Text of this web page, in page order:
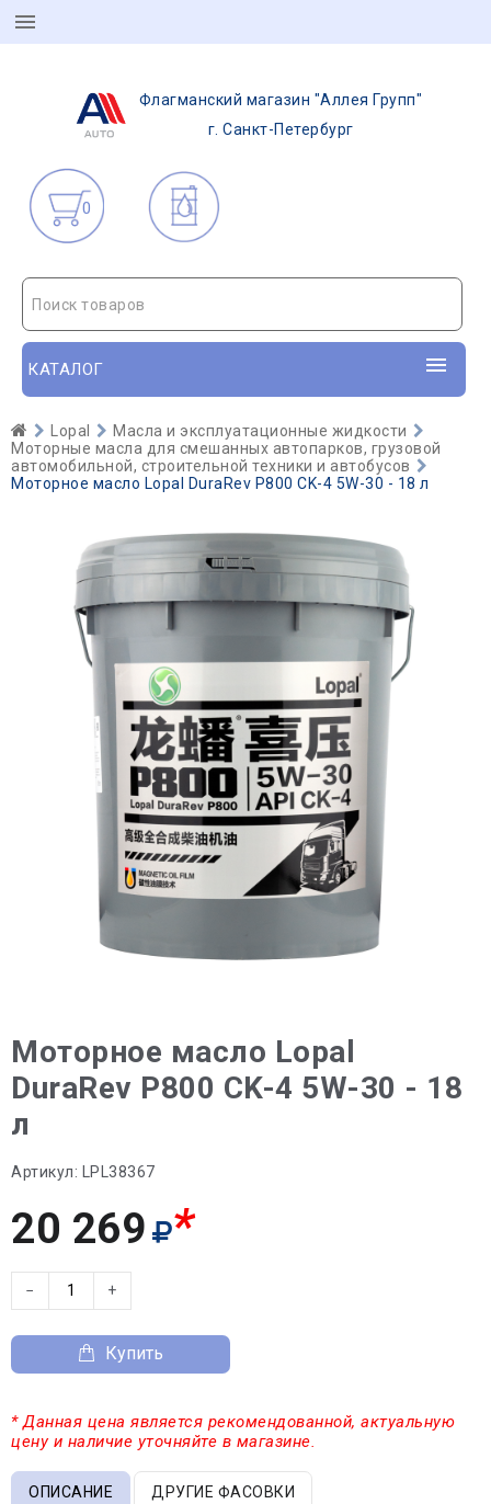
Флагманский магазин "Аллея Групп"
г. Санкт-Петербург
0
Поиск товаров
КАТАЛОГ
Lopal
Масла и эксплуатационные жидкости
Моторные масла для смешанных автопарков, грузовой
автомобильной, строительной техники и автобусов
Моторное масло Lopal DuraRev P800 CK-4 5W-30 - 18 л
Моторное масло Lopal
DuraRev P800 CK-4 5W-30 - 18
л
Артикул: LPL38367
20 269 *
− +
Купить
* Данная цена является рекомендованной, актуальную
цену и наличие уточняйте в магазине.
ОПИСАНИЕ ДРУГИЕ ФАСОВКИ